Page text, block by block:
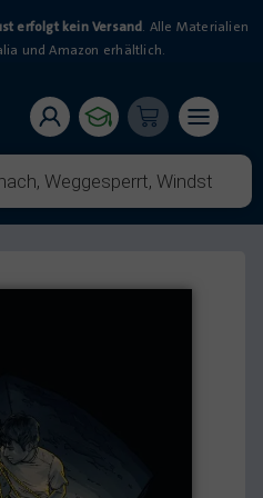
erfolgt kein Versand. Alle Materialien
und Amazon erhältlich.